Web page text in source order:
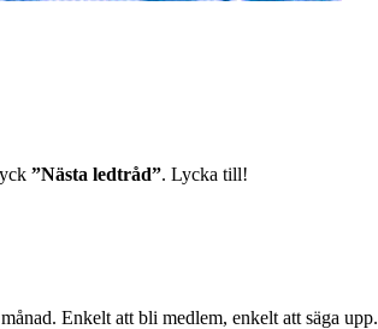
”Nästa ledtråd”. Lycka till!
Enkelt att bli medlem, enkelt att säga upp.